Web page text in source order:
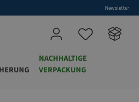
Newsletter
NACHHALTIGE
VERPACKUNG